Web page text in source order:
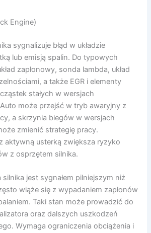
Engine)
sygnalizuje błąd w układzie
lub emisją spalin. Do typowych
zapłonowy, sonda lambda, układ
a także EGR i elementy
stałych w wersjach
może przejść w tryb awaryjny z
a skrzynia biegów w wersjach
zmienić strategię pracy.
z aktywną usterką zwiększa ryzyko
z osprzętem silnika.
jest sygnałem pilniejszym niż
wiąże się z wypadaniem zapłonów
Taki stan może prowadzić do
oraz dalszych uszkodzeń
Wymaga ograniczenia obciążenia i